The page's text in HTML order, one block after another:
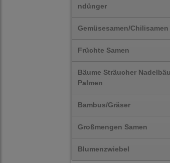
ndünger
Gemüsesamen/Chilisamen
Früchte Samen
Bäume Sträucher
Palmen
Bambus/Gräser
Großmengen Samen
Blumenzwiebel